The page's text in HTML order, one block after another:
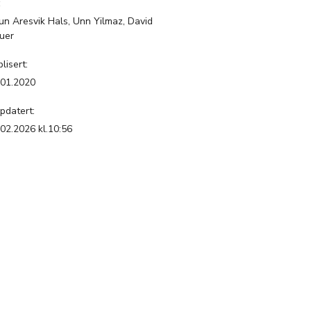
Aresvik Hals, Unn Yilmaz, David
kl.10:56